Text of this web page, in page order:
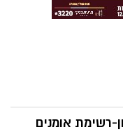
רשימת אומנים